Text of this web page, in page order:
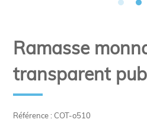
Référence : COT-o510
Ramasse
transparent